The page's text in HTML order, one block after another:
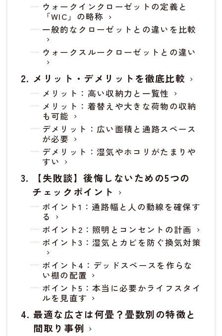
ウォークインクローゼットの定義と
「WIC」の略称
一般的なクローゼットとの違いを比較
ウォークスルークローゼットとの違い
メリット・デメリットを徹底比較
メリット：高い収納力と一覧性
メリット：着替えや大きな荷物の収納
も可能
デメリット：広い面積と通路スペース
が必要
デメリット：湿気やホコリがたまりや
すい
【失敗談】後悔しないための5つの
チェックポイント
ポイント1：通路幅と人の動線を確保す
る
ポイント2：照明とコンセントの計画
ポイント3：湿気とカビを防ぐ換気対策
ポイント4：デッドスペースを作らな
い棚の配置
ポイント5：本当に必要かライフスタイ
ルを見直す
最適な広さは何畳？畳数別の特徴と
間取り事例